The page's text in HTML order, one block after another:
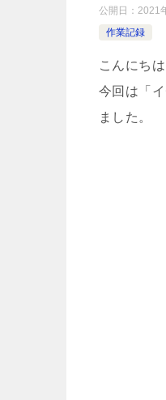
公開日： 2021
作業記録
こんにち
今回は「
ました。